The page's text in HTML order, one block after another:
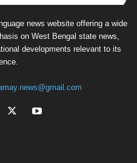
news website offering a wide
on West Bengal state news,
developments relevant to its